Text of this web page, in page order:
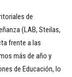
de
(LAB, Steilas,
frente a las
más de año y
de Educación, lo